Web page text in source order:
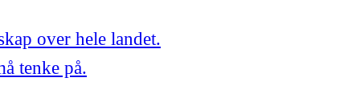
over hele landet.
tenke på.